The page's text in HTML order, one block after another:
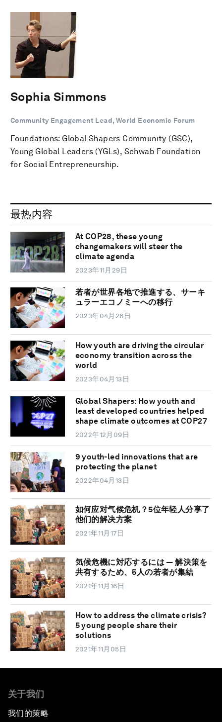
Sophia Simmons
Community Engagement Lead, World Economic Forum
Foundations: Global Shapers Community (GSC),
Young Global Leaders (YGLs), Schwab Foundation
for Social Entrepreneurship.
最热内容
At COP28, these young
changemakers will steer the
climate agenda
2023年11月29日
若者が世界各地で推進する、サーキ
ュラーエコノミーへの移行
2023年04月26日
How youth are driving the circular
economy transition across the
world
2023年04月13日
Global Shapers: How youth and
least developed countries helped
shape climate outcomes at COP27
2022年12月09日
9 youth-led innovations that are
protecting the planet
2022年04月13日
如何应对气候危机？5位年轻人分享了
他们的解决方案
2021年11月17日
気候危機に対応するには ― 解決策を
共有するため、5人の若者が集結
2021年11月16日
How to address the climate crisis?
5 young people share their
solutions
2021年11月05日
关于我们
我们的策略